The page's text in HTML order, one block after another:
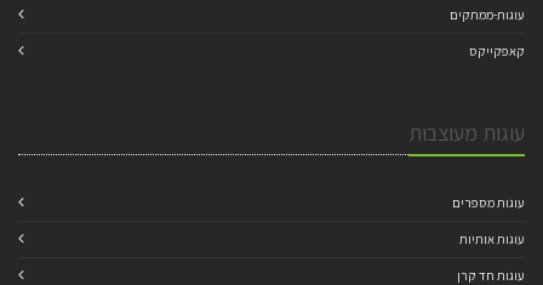
עוגות-ממתקים
קאפקייקס
עוגות מעוצבות
עוגות מספרים
עוגות אותיות
עוגות חד קרן